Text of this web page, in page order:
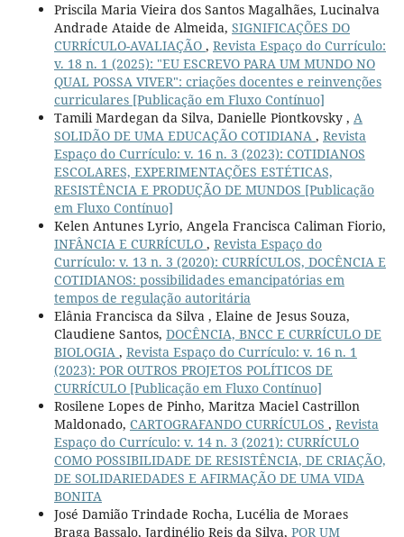
Priscila Maria Vieira dos Santos Magalhães, Lucinalva
Andrade Ataide de Almeida, SIGNIFICAÇÕES DO
CURRÍCULO-AVALIAÇÃO , Revista Espaço do Currículo:
v. 18 n. 1 (2025): "EU ESCREVO PARA UM MUNDO NO
QUAL POSSA VIVER": criações docentes e reinvenções
curriculares [Publicação em Fluxo Contínuo]
Tamili Mardegan da Silva, Danielle Piontkovsky , A
SOLIDÃO DE UMA EDUCAÇÃO COTIDIANA , Revista
Espaço do Currículo: v. 16 n. 3 (2023): COTIDIANOS
ESCOLARES, EXPERIMENTAÇÕES ESTÉTICAS,
RESISTÊNCIA E PRODUÇÃO DE MUNDOS [Publicação
em Fluxo Contínuo]
Kelen Antunes Lyrio, Angela Francisca Caliman Fiorio,
INFÂNCIA E CURRÍCULO , Revista Espaço do
Currículo: v. 13 n. 3 (2020): CURRÍCULOS, DOCÊNCIA E
COTIDIANOS: possibilidades emancipatórias em
tempos de regulação autoritária
Elânia Francisca da Silva , Elaine de Jesus Souza,
Claudiene Santos, DOCÊNCIA, BNCC E CURRÍCULO DE
BIOLOGIA , Revista Espaço do Currículo: v. 16 n. 1
(2023): POR OUTROS PROJETOS POLÍTICOS DE
CURRÍCULO [Publicação em Fluxo Contínuo]
Rosilene Lopes de Pinho, Maritza Maciel Castrillon
Maldonado, CARTOGRAFANDO CURRÍCULOS , Revista
Espaço do Currículo: v. 14 n. 3 (2021): CURRÍCULO
COMO POSSIBILIDADE DE RESISTÊNCIA, DE CRIAÇÃO,
DE SOLIDARIEDADES E AFIRMAÇÃO DE UMA VIDA
BONITA
José Damião Trindade Rocha, Lucélia de Moraes
Braga Bassalo, Jardinélio Reis da Silva, POR UM